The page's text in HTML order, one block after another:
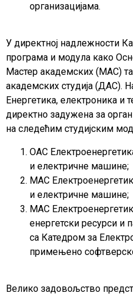
организацијама.
У директној надлежности
програма и модула како
Мастер академских (МАС)
академских студија (ДАС).
Енергетика, електроника и
директно задужена за
на следећим студијским
ОАС
и електричне машине;
МАС
и електричне машине;
МАС
енергетски ресурси
са Катедром за
примењено
Велико задовољство